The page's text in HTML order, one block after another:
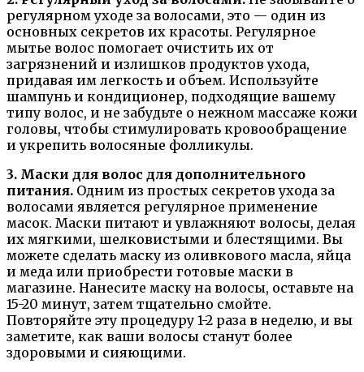
регулярном уходе за волосами, это — один из
основных секретов их красоты. Регулярное
мытье волос помогает очистить их от
загрязнений и излишков продуктов ухода,
придавая им легкость и объем. Используйте
шампунь и кондиционер, подходящие вашему
типу волос, и не забудьте о нежном массаже кожи
головы, чтобы стимулировать кровообращение
и укрепить волосяные фолликулы.
3. Маски для волос для дополнительного
питания. Одним из простых секретов ухода за
волосами является регулярное применение
масок. Маски питают и увлажняют волосы, делая
их мягкими, шелковистыми и блестящими. Вы
можете сделать маску из оливкового масла, яйца
и меда или приобрести готовые маски в
магазине. Нанесите маску на волосы, оставьте на
15-20 минут, затем тщательно смойте.
Повторяйте эту процедуру 1-2 раза в неделю, и вы
заметите, как ваши волосы станут более
здоровыми и сияющими.